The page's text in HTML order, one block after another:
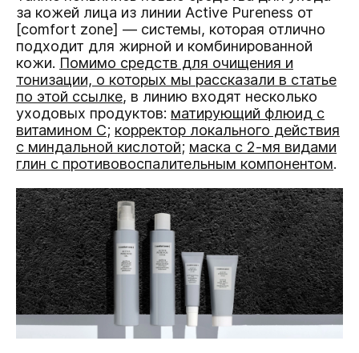
за кожей лица из линии Active Pureness от
[comfort zone] — системы, которая отлично
подходит для жирной и комбинированной
кожи. Помимо средств для очищения и
тонизации, о которых мы рассказали в статье
по этой ссылке, в линию входят несколько
уходовых продуктов: матирующий флюид с
витамином С; корректор локального действия
с миндальной кислотой; маска с 2-мя видами
глин с противовоспалительным компонентом.